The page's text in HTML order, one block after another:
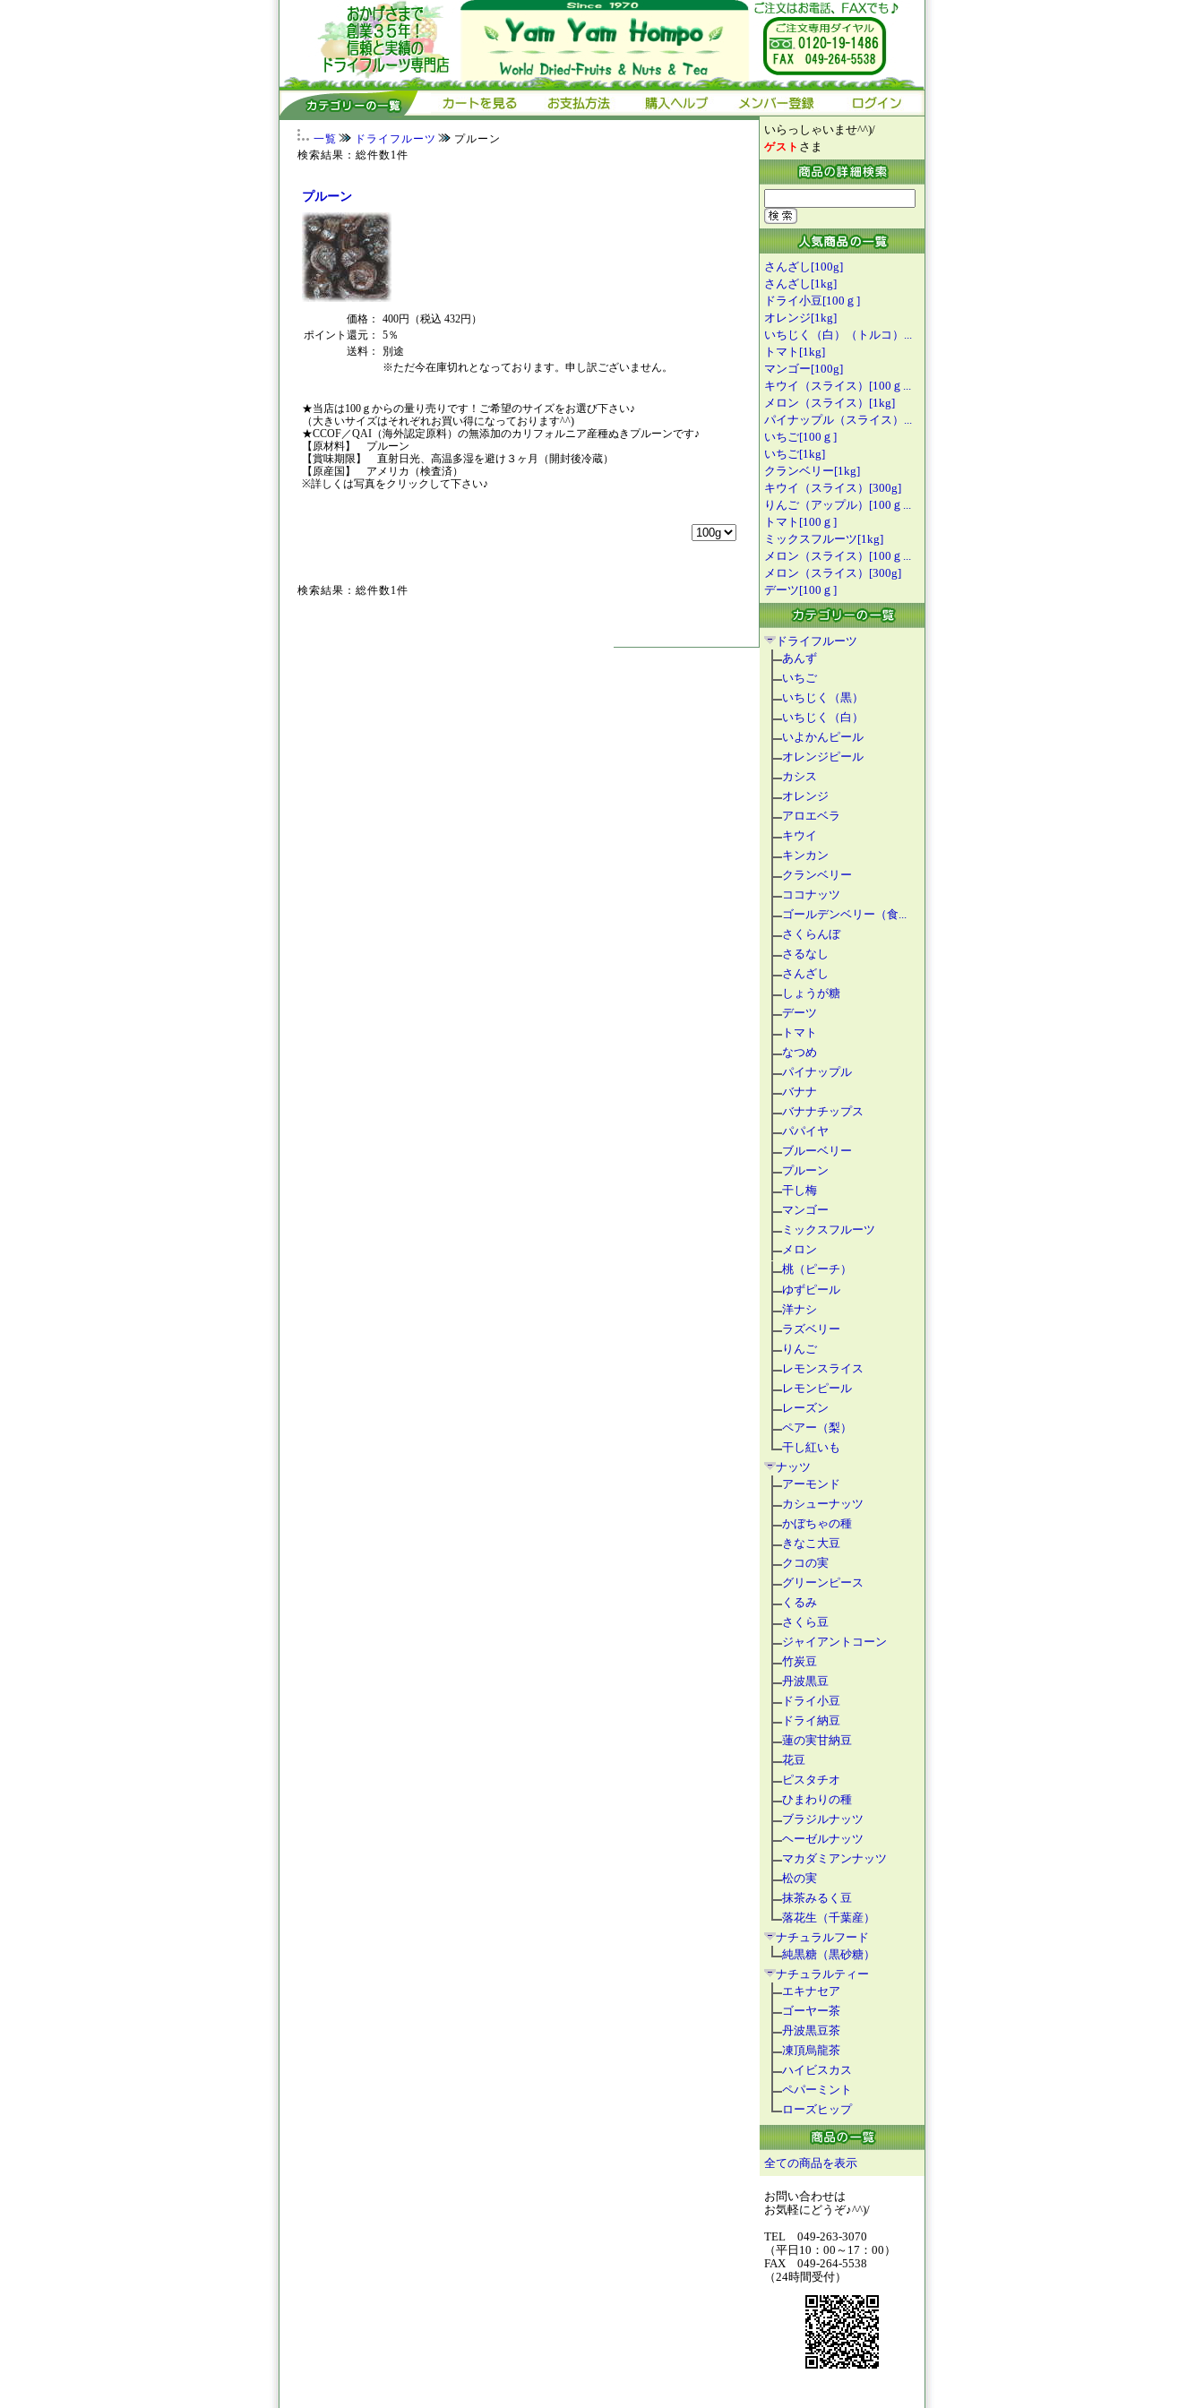
一覧 ドライフルーツ
プルーン
検索結果：総件数1件
プルーン
価格：
400円（税込 432円）
ポイント還元：
5％
送料：
別途
※ただ今在庫切れとなっております。申し訳ございません。
★当店は100ｇからの量り売りです！ご希望のサイズをお選び下さい♪
（大きいサイズはそれぞれお買い得になっております^^)
★CCOF／QAI（海外認定原料）の無添加のカリフォルニア産種ぬきプルーンです♪
【原材料】 プルーン
【賞味期限】 直射日光、高温多湿を避け３ヶ月（開封後冷蔵）
【原産国】 アメリカ（検査済）
※詳しくは写真をクリックして下さい♪
検索結果：総件数1件
いらっしゃいませ^^)/
ゲスト さま
さんざし[100g]
さんざし[1kg]
ドライ小豆[100ｇ ]
オレンジ[1kg]
いちじく（白）（ トルコ）...
トマト[1kg]
マンゴー[100g]
キウイ（スライス ）[100ｇ...
メロン（スライス ）[1kg]
パイナップル（スライス）...
いちご[100ｇ]
いちご[1kg]
クランベリー[1kg]
キウイ（スライス ）[300g]
りんご（アップル）[100ｇ...
トマト[100ｇ]
ミックスフルーツ[1kg]
メロン（スライス ）[100ｇ...
メロン（スライス ）[300g]
デーツ[100ｇ]
ドライフルーツ
あんず
いちご
いちじく（黒）
いちじく（白）
いよかんピール
オレンジピール
カシス
オレンジ
アロエベラ
キウイ
キンカン
クランベリー
ココナッツ
ゴールデンベリー（食...
さくらんぼ
さるなし
さんざし
しょうが糖
デーツ
トマト
なつめ
パイナップル
バナナ
バナナチップス
パパイヤ
ブルーベリー
プルーン
干し梅
マンゴー
ミックスフルーツ
メロン
桃（ピーチ）
ゆずピール
洋ナシ
ラズベリー
りんご
レモンスライス
レモンピール
レーズン
ペアー（梨）
干し紅いも
ナッツ
アーモンド
カシューナッツ
かぼちゃの種
きなこ大豆
クコの実
グリーンピース
くるみ
さくら豆
ジャイアントコーン
竹炭豆
丹波黒豆
ドライ小豆
ドライ納豆
蓮の実甘納豆
花豆
ピスタチオ
ひまわりの種
ブラジルナッツ
ヘーゼルナッツ
マカダミアンナッツ
松の実
抹茶みるく豆
落花生（千葉産）
ナチュラルフード
純黒糖（黒砂糖）
ナチュラルティー
エキナセア
ゴーヤー茶
丹波黒豆茶
凍頂烏龍茶
ハイビスカス
ペパーミント
ローズヒップ
全ての商品を表示
お問い合わせは
お気軽にどうぞ♪^^)/
TEL 049-263-3070
（平日10：00～17：00）
FAX 049-264-5538
（24時間受付）